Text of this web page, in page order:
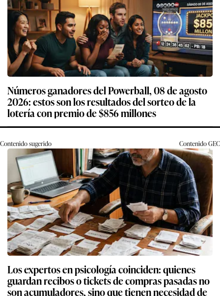
Números ganadores del Powerball, 08 de agosto
2026: estos son los resultados del sorteo de la
lotería con premio de $856 millones
Contenido sugerido ContenidoGEC
Los expertos en psicología coinciden: quienes
guardan recibos o tickets de compras pasadas no
son acumuladores, sino que tienen necesidad de